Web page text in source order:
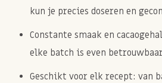
kun je precies doseren en
Constante smaak en
elke batch is even
Geschikt voor elk recept: van